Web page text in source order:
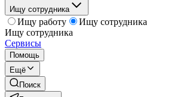
Ищу сотрудника
Ищу работу
Ищу сотрудника
Ищу сотрудника
Сервисы
Помощь
Ещё
Поиск